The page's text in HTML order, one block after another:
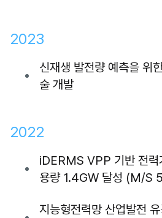
2023
신재생 발전량 예측을 위
술 개발
2022
iDERMS VPP 기반 전력
용량 1.4GW 달성 (M/S
지능형전력망 산업발전